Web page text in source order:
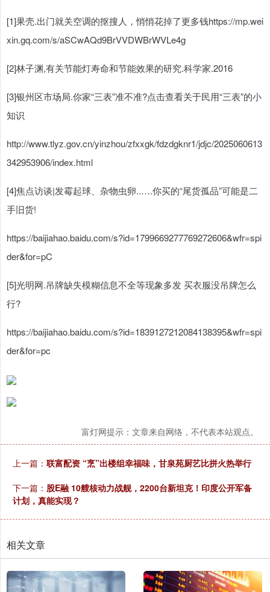
[1]果壳.出门就关空调的抠搜人，悄悄花掉了更多钱https://mp.wei
xin.gq.com/s/aSCwAQd9BrVVDWBrWVLe4g
[2]林子渊,有关节能灯寿命和节能效果的研究.科学家.2016
[3]银州区市场局.你家“三表”准不准?点击查看关于民用“三表”的小
知识
http://www.tlyz.gov.cn/yinzhou/zfxxgk/fdzdgknr1/jdjc/2025060613
342953906/index.html
[4]焦点访谈|发霉起球、杂物虫卵..….你买的“尾货孤品”可能是二
手旧货!
https://baijiahao.baidu.com/s?id=1799669277769272606&wfr=spi
der&for=pC
[5]光明网.吊牌缺失模糊信息不全等现象多发 买衣服没吊牌怎么
行?
https://baijiahao.baidu.com/s?id=1839127212084138395&wfr=spi
der&for=pc
富灯网提示：文章来自网络，不代表本站观点。
上一篇： 联富配资 “烹”出楼组幸福味，甘泉苑厨艺比拼火热举行
下一篇： 股E融 10艘核动力战舰，2200台新坦克！印度公开军备
计划，真能实现？
相关文章